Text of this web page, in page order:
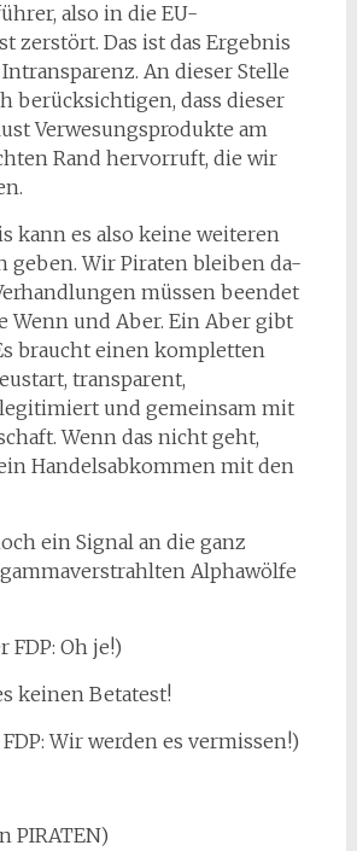
also in die EU-
zerstört. Das ist das Ergebnis
An dieser Stelle
berücksichtigen, dass dieser
Verwesungsprodukte am
Rand hervorruft, die wir
kann es also keine weiteren
geben. Wir Piraten bleiben da-
müssen beendet
Wenn und Aber. Ein Aber gibt
braucht einen kompletten
transparent,
und gemeinsam mit
Wenn das nicht geht,
Handelsabkommen mit den
ein Signal an die ganz
Alphawölfe
FDP: Oh je!)
keinen Betatest!
Wir werden es vermissen!)
PIRATEN)